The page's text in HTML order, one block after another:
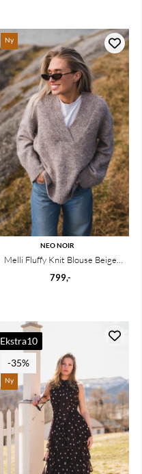
Ny
NEO NOIR
Melli Fluffy Knit Blouse Beige
Melange
799,-
Ekstra10
-35%
Ny